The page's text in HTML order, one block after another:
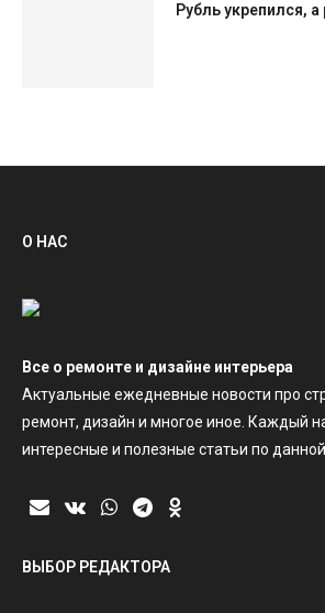
Рубль укрепился,
О НАС
Все о ремонте и дизайне интерьера
Актуальные ежедневные новости про
ремонт, дизайн и многое иное. Каждый
интересные и полезные статьи по
ВЫБОР РЕДАКТОРА